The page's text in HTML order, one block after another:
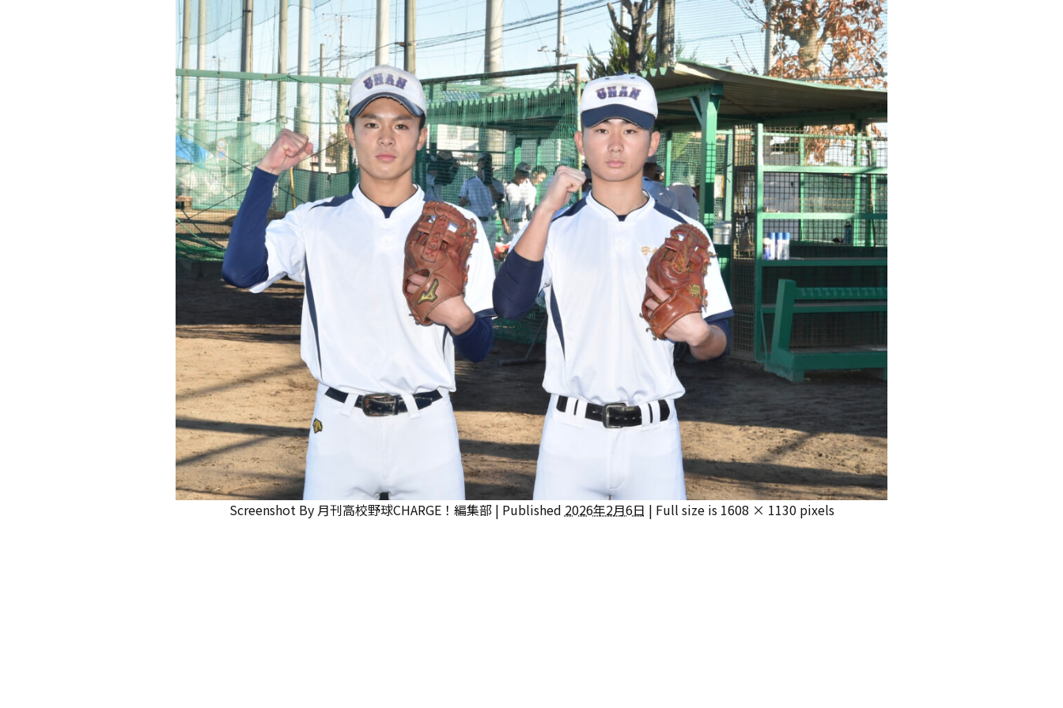
Screenshot By 月刊高校野球CHARGE！編集部 | Published 2026年2月6日 | Full size is 1608 × 1130pixels